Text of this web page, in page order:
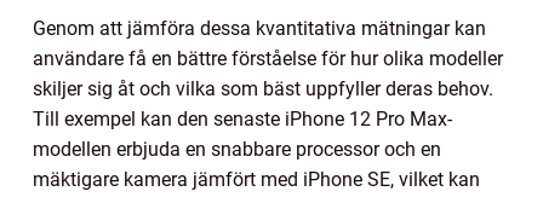
Genom att jämföra dessa kvantitativa mätningar kan
användare få en bättre förståelse för hur olika modeller
skiljer sig åt och vilka som bäst uppfyller deras behov.
Till exempel kan den senaste iPhone 12 Pro Max-
modellen erbjuda en snabbare processor och en
mäktigare kamera jämfört med iPhone SE, vilket kan